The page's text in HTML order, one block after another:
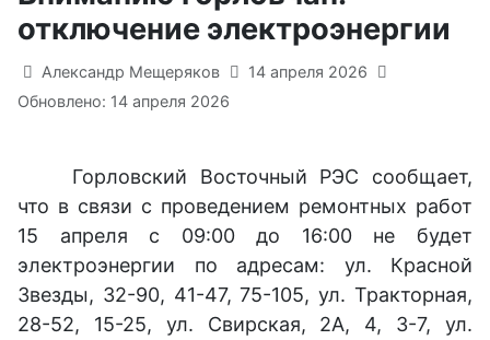
отключение электроэнергии
Информация о материале
Александр Мещеряков
14 апреля 2026
Обновлено: 14 апреля 2026
Горловский Восточный РЭС сообщает,
что в связи с проведением ремонтных работ
15 апреля с 09:00 до 16:00 не будет
электроэнергии по адресам: ул. Красной
Звезды, 32-90, 41-47, 75-105, ул. Тракторная,
28-52, 15-25, ул. Свирская, 2А, 4, 3-7, ул.